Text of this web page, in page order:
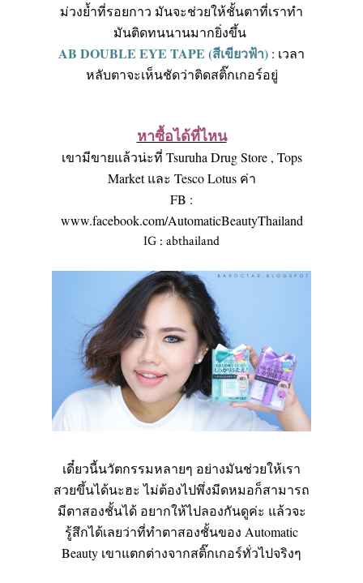
ม่วงย้ำที่รอยกาว มันจะช่วยให้ชั้นตาที่เราทำ
มันติดทนนานมากยิ่งขึ้น
AB DOUBLE EYE TAPE (สีเขียวฟ้า) : เวลา
หลับตาจะเห็นชัดว่าติดสติ๊กเกอร์อยู่
หาซื้อได้ที่ไหน
เขามีขายแล้วน่ะที่ Tsuruha Drug Store , Tops
Marketและ Tesco Lotus ค่า
FB :
www.facebook.com/AutomaticBeautyThailand
IG : abthailand
เดี๋ยวนี้นวัตกรรมหลายๆ อย่างมันช่วยให้เรา
สวยขึ้นได้นะฮะ ไม่ต้องไปพึ่งมีดหมอก็สามารถ
มีตาสองชั้นได้ อยากให้ไปลองกันดูค่ะ แล้วจะ
รู้สึกได้เลยว่าที่ทำตาสองชั้นของ Automatic
Beauty เขาแตกต่างจากสติ๊กเกอร์ทั่วไปจริงๆ